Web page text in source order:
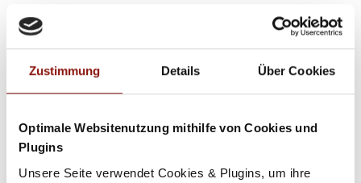
Zustimmung Details Über Cookies
Optimale Websitenutzung mithilfe von Cookies und
Plugins
Unsere Seite verwendet Cookies & Plugins, um ihre
Exclusive offers
Always up to date with our newsletter
I already have access data: